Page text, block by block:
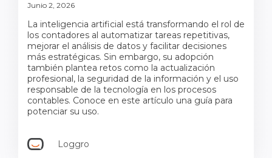
Junio 2, 2026
La inteligencia artificial está transformando el rol de
los contadores al automatizar tareas repetitivas,
mejorar el análisis de datos y facilitar decisiones
más estratégicas. Sin embargo, su adopción
también plantea retos como la actualización
profesional, la seguridad de la información y el uso
responsable de la tecnología en los procesos
contables. Conoce en este artículo una guía para
potenciar su uso.
Loggro